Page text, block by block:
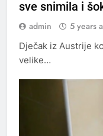
sve snimila i
admin 5 years
Dječak iz Austrije
velike…